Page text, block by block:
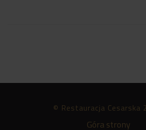
© Restauracja Cesarska
Góra strony